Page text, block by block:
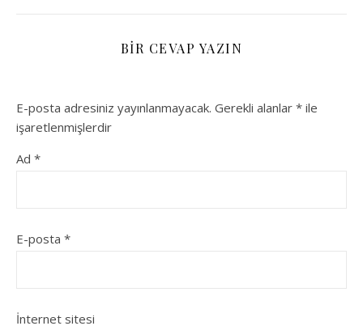
BIR CEVAP YAZIN
E-posta adresiniz yayınlanmayacak. Gerekli alanlar * ile
işaretlenmişlerdir
Ad *
E-posta *
İnternet sitesi